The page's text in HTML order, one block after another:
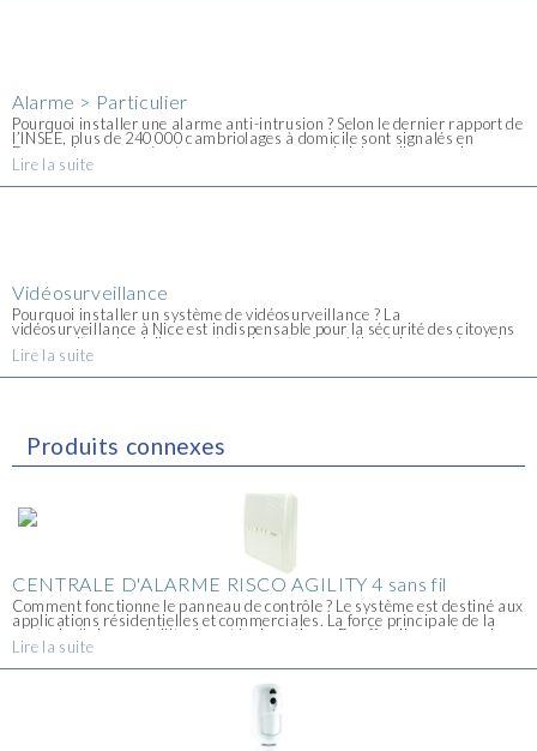
Alarme > Particulier
Pourquoi installer une alarme anti-intrusion ? Selon le dernier rapport de
l’INSEE, plus de 240 000 cambriolages à domicile sont signalés en
France chaque année et, en moyenne, un cambriolage d'une maison en
France se produit [...]
Lire la suite
Vidéosurveillance
Pourquoi installer un système de vidéosurveillance ? La
vidéosurveillance à Nice est indispensable pour la sécurité des citoyens
que ce soit au domicile, en entreprise, et même à l'extérieur sur les voies
publiques. Nice est à [...]
Lire la suite
Produits connexes
CENTRALE D'ALARME RISCO AGILITY 4 sans fil
Comment fonctionne le panneau de contrôle ? Le système est destiné aux
applications résidentielles et commerciales. La force principale de la
centrale d'alarme Agility 4™ est la domotique. En effet, il se met en place
très [...]
Lire la suite